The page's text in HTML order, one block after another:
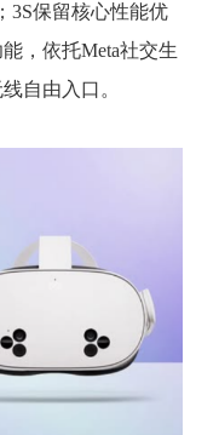
3S保留核心性能优
，依托Meta社交生
自由入口。